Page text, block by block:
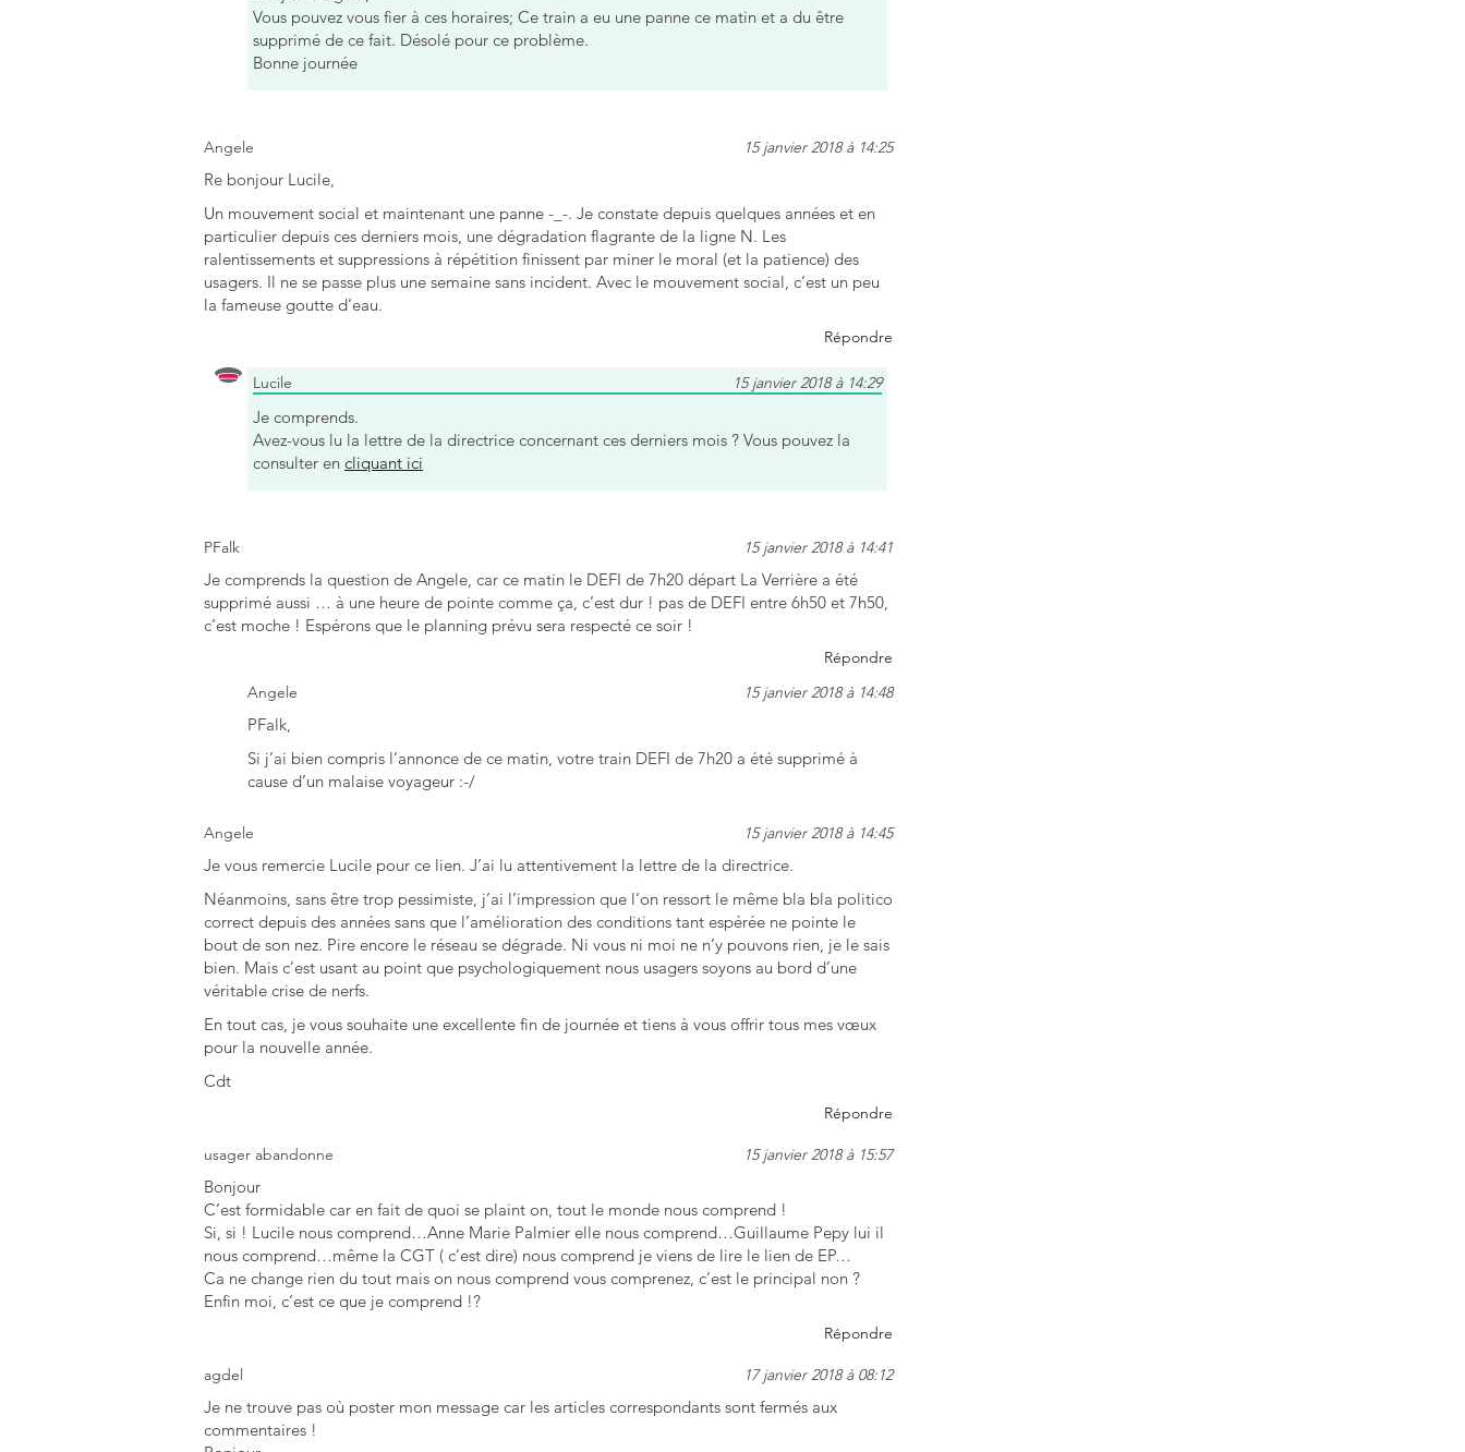
Vous pouvez vous fier à ces horaires; Ce train a eu une panne ce matin et a du être
supprimé de ce fait. Désolé pour ce problème.
Bonne journée
Angele 15 janvier 2018 à 14:25
Re bonjour Lucile,
Un mouvement social et maintenant une panne -_-. Je constate depuis quelques années et en
particulier depuis ces derniers mois, une dégradation flagrante de la ligne N. Les
ralentissements et suppressions à répétition finissent par miner le moral (et la patience) des
usagers. Il ne se passe plus une semaine sans incident. Avec le mouvement social, c’est un peu
la fameuse goutte d’eau.
Répondre
Lucile 15 janvier 2018 à 14:29
Je comprends.
Avez-vous lu la lettre de la directrice concernant ces derniers mois ? Vous pouvez la
consulter en cliquant ici
PFalk 15 janvier 2018 à 14:41
Je comprends la question de Angele, car ce matin le DEFI de 7h20 départ La Verrière a été
supprimé aussi … à une heure de pointe comme ça, c’est dur ! pas de DEFI entre 6h50 et 7h50,
c’est moche ! Espérons que le planning prévu sera respecté ce soir !
Répondre
Angele
15 janvier 2018 à 14:48
PFalk,
Si j’ai bien compris l’annonce de ce matin, votre train DEFI de 7h20 a été supprimé à
cause d’un malaise voyageur :-/
Angele 15 janvier 2018 à 14:45
Je vous remercie Lucile pour ce lien. J’ai lu attentivement la lettre de la directrice.
Néanmoins, sans être trop pessimiste, j’ai l’impression que l’on ressort le même bla bla politico
correct depuis des années sans que l’amélioration des conditions tant espérée ne pointe le
bout de son nez. Pire encore le réseau se dégrade. Ni vous ni moi ne n’y pouvons rien, je le sais
bien. Mais c’est usant au point que psychologiquement nous usagers soyons au bord d’une
véritable crise de nerfs.
En tout cas, je vous souhaite une excellente fin de journée et tiens à vous offrir tous mes vœux
pour la nouvelle année.
Cdt
Répondre
usager abandonne 15 janvier 2018 à 15:57
Bonjour
C’est formidable car en fait de quoi se plaint on, tout le monde nous comprend !
Si, si ! Lucile nous comprend…Anne Marie Palmier elle nous comprend…Guillaume Pepy lui il
nous comprend…même la CGT ( c’est dire) nous comprend je viens de lire le lien de EP…
Ca ne change rien du tout mais on nous comprend vous comprenez, c’est le principal non ?
Enfin moi, c’est ce que je comprend !?
Répondre
agdel 17 janvier 2018 à 08:12
Je ne trouve pas où poster mon message car les articles correspondants sont fermés aux
commentaires !